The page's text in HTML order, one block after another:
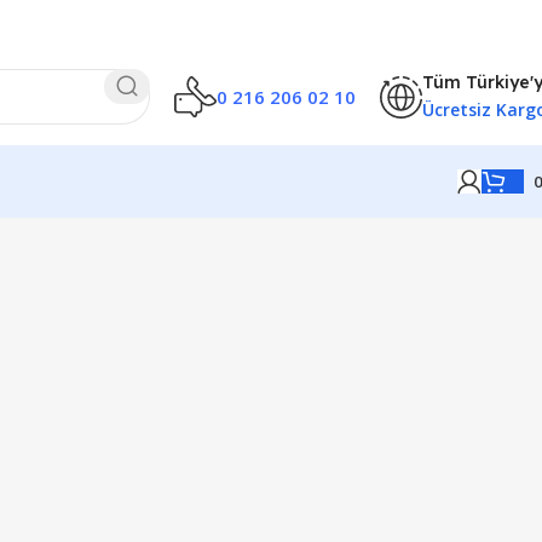
0 216 206 02 10
Tüm
Ücretsiz